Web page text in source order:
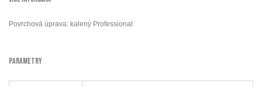
Povrchová úprava: kalený Professional
PARAMETRY